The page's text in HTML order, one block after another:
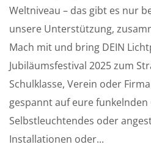
Weltniveau – das gibt es nur
unsere Unterstützung,
Mach mit und bring DEIN
Jubiläumsfestival 2025 zum
Schulklasse, Verein oder
gespannt auf eure funkelnden
Selbstleuchtendes oder
Installationen oder...